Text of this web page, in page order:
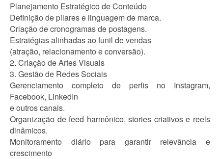
Planejamento Estratégico de Conteúdo
Definição de pilares e linguagem de marca.
Criação de cronogramas de postagens.
Estratégias alinhadas ao funil de vendas
(atração, relacionamento e conversão).
2. Criação de Artes Visuais
3. Gestão de Redes Sociais
Gerenciamento completo de perfis no Instagram,
Facebook, LinkedIn
e outros canais.
Organização de feed harmônico, stories criativos e reels
dinâmicos.
Monitoramento diário para garantir relevância e
crescimento